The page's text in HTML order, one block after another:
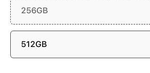
256GB
512GB